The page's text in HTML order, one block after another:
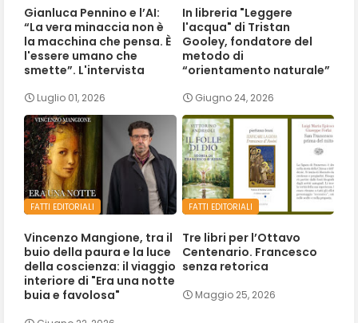
Gianluca Pennino e l’AI:
“La vera minaccia non è
la macchina che pensa. È
l'essere umano che
smette”. L'intervista
Luglio 01, 2026
In libreria "Leggere
l'acqua" di Tristan
Gooley, fondatore del
metodo di
“orientamento naturale”
Giugno 24, 2026
FATTI EDITORIALI
Vincenzo Mangione, tra il
buio della paura e la luce
della coscienza: il viaggio
interiore di "Era una notte
buia e favolosa"
FATTI EDITORIALI
Tre libri per l’Ottavo
Centenario. Francesco
senza retorica
Maggio 25, 2026